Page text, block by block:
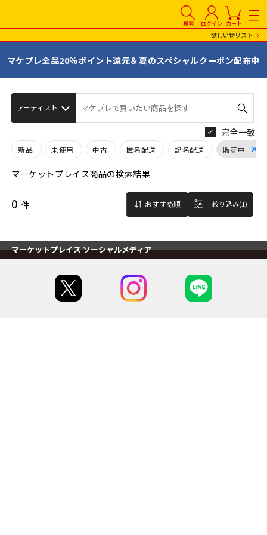
検索 ログイン カート
欲しい物リスト
マケプレ全品20％ポイント還元＆夏のスペシャルクーポン配布中
マケプレで買いたい商品を探す
完全一致
新品 未使用 中古 匿名配送 記名配送 販売中
マーケットプレイス商品の検索結果
0 件 おすすめ順 絞り込み(1)
マーケットプレイス ソーシャルメディア